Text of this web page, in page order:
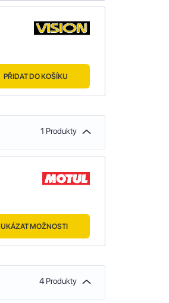
PŘIDAT DO KOŠÍKU
1 Produkty
UKÁZAT MOŽNOSTI
4 Produkty